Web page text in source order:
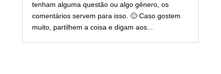
tenham alguma questão ou algo gênero, os
comentários servem para isso. 🙂 Caso gostem
muito, partilhem a coisa e digam aos...